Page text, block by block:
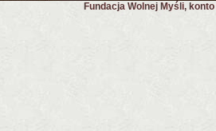
Fundacja Wolnej Myśli,